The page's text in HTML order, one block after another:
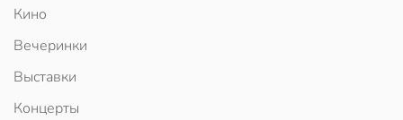
Кино
Вечеринки
Выставки
Концерты